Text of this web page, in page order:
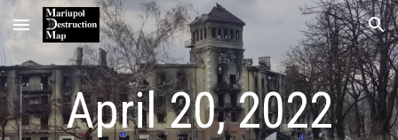
Skip to main content Skip to navigation
April 20, 2022